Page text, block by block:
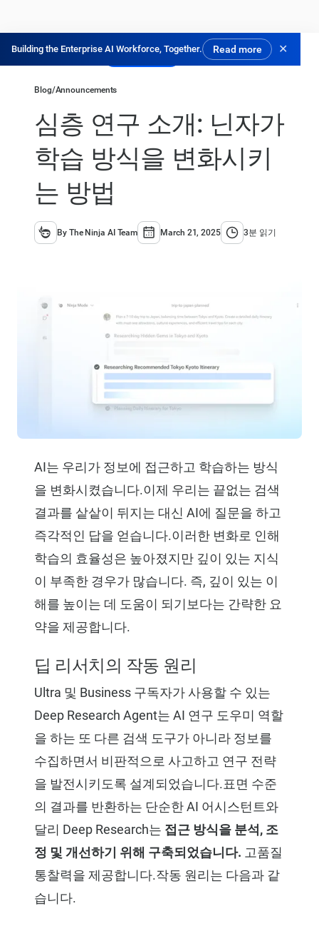
Building the Enterprise AI Workforce, Together. Read more ✕
닌자 체험하기
Blog/Announcements
심층 연구 소개: 닌자가
학습 방식을 변화시키
는 방법
By The Ninja AI Team March 21, 2025 3분 읽기
AI는 우리가 정보에 접근하고 학습하는 방식
을 변화시켰습니다.이제 우리는 끝없는 검색
결과를 샅샅이 뒤지는 대신 AI에 질문을 하고
즉각적인 답을 얻습니다.이러한 변화로 인해
학습의 효율성은 높아졌지만 깊이 있는 지식
이 부족한 경우가 많습니다. 즉, 깊이 있는 이
해를 높이는 데 도움이 되기보다는 간략한 요
약을 제공합니다.
딥 리서치의 작동 원리
Ultra 및 Business 구독자가 사용할 수 있는
Deep Research Agent는 AI 연구 도우미 역할
을 하는 또 다른 검색 도구가 아니라 정보를
수집하면서 비판적으로 사고하고 연구 전략
을 발전시키도록 설계되었습니다.표면 수준
의 결과를 반환하는 단순한 AI 어시스턴트와
달리 Deep Research는 접근 방식을 분석, 조
정 및 개선하기 위해 구축되었습니다. 고품질
통찰력을 제공합니다.작동 원리는 다음과 같
습니다.